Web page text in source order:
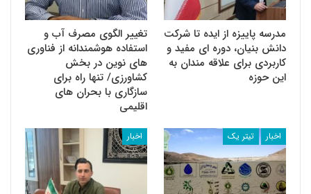
مدرسه پاییزه از ایده تا شرکت
دانش بنیان، دوره ای مفید و
کاربردی برای علاقه مندان به
این حوزه
تغییر الگوی مصرف آب و
استفاده هوشمندانه از فناوری
های نوین در بخش
کشاورزی/ تنها راه برای
سازگاری با بحران های
اقلیمی
اخبار تیتر یک اخبار